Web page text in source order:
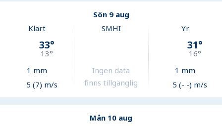
Sön 9 aug
Klart
33°
13°
1 mm
5 (7) m/s
SMHI
Ingen data
finns tillgänglig
Yr
31°
16°
1 mm
5 (- -) m/s
Mån 10 aug